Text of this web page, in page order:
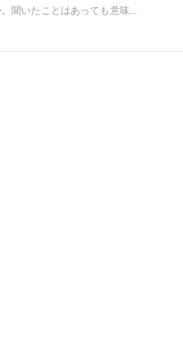
聞いたことはあっても意味...